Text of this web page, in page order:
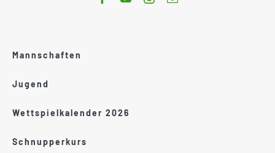
Mannschaften
Jugend
Wettspielkalender 2026
Schnupperkurs